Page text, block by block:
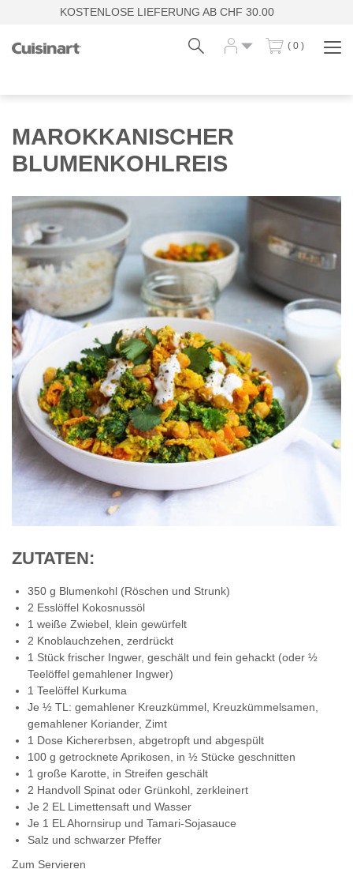
KOSTENLOSE LIEFERUNG AB CHF 30.00
( 0 )
MAROKKANISCHER
BLUMENKOHLREIS
ZUTATEN:
350 g Blumenkohl (Röschen und Strunk)
2 Esslöffel Kokosnussöl
1 weiße Zwiebel, klein gewürfelt
2 Knoblauchzehen, zerdrückt
1 Stück frischer Ingwer, geschält und fein gehackt (oder ½
Teelöffel gemahlener Ingwer)
1 Teelöffel Kurkuma
Je ½ TL: gemahlener Kreuzkümmel, Kreuzkümmelsamen,
gemahlener Koriander, Zimt
1 Dose Kichererbsen, abgetropft und abgespült
100 g getrocknete Aprikosen, in ½ Stücke geschnitten
1 große Karotte, in Streifen geschält
2 Handvoll Spinat oder Grünkohl, zerkleinert
Je 2 EL Limettensaft und Wasser
Je 1 EL Ahornsirup und Tamari-Sojasauce
Salz und schwarzer Pfeffer
Zum Servieren